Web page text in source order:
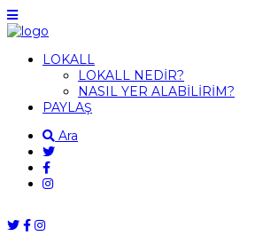
LOKALL
LOKALL NEDİR?
NASIL YER ALABİLİRİM?
PAYLAŞ
Ara